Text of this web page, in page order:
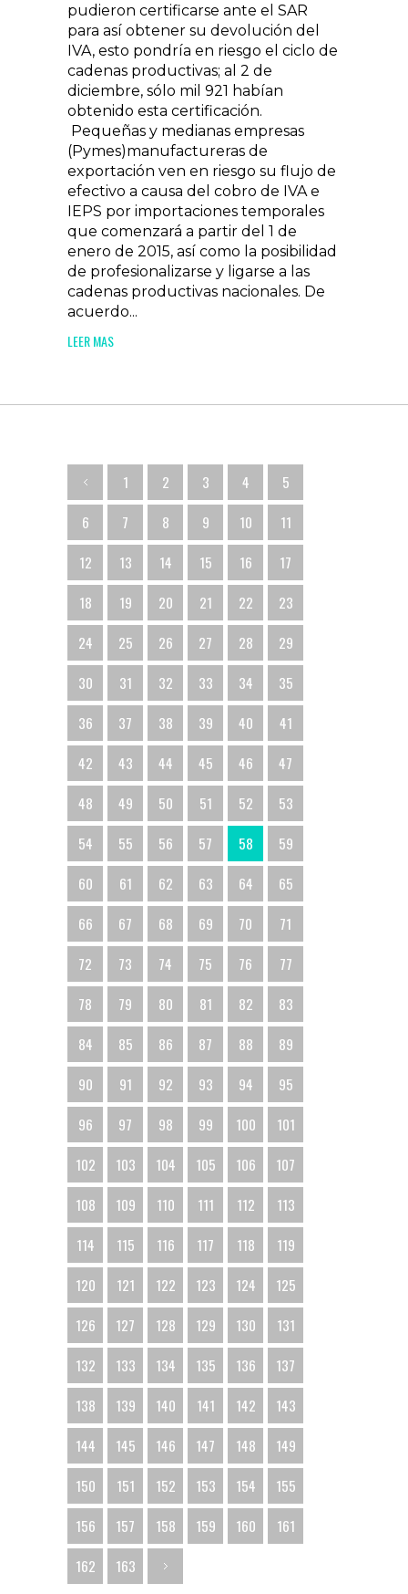
pudieron certificarse ante el SAR
para así obtener su devolución del
IVA, esto pondría en riesgo el ciclo de
cadenas productivas; al 2 de
diciembre, sólo mil 921 habían
obtenido esta certificación.
Pequeñas y medianas empresas
(Pymes)manufactureras de
exportación ven en riesgo su flujo de
efectivo a causa del cobro de IVA e
IEPS por importaciones temporales
que comenzará a partir del 1 de
enero de 2015, así como la posibilidad
de profesionalizarse y ligarse a las
cadenas productivas nacionales. De
acuerdo...
LEER MAS
1 2 3 4
5
6
7 8 9 10
11
12
13 14 15 16
17
18
19 20 21 22
23
24
25 26 27 28
29
30
31 32 33 34
35
36
37 38 39 40
41
42
43 44 45 46
47
48
49 50 51 52
53
54
55 56 57 58
59
60
61 62 63 64
65
66
67 68 69 70
71
72
73 74 75 76
77
78
79 80 81 82
83
84
85 86 87 88
89
90
91 92 93 94
95
96
97 98 99 100
101
102
103 104 105 106
107
108
109 110 111 112
113
114
115 116 117 118
119
120
121 122 123 124
125
126
127 128 129 130
131
132
133 134 135 136
137
138
139 140 141 142
143
144
145 146 147 148
149
150
151 152 153 154
155
156
157 158 159 160
161
162
163